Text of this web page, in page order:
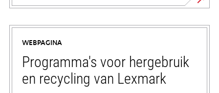
opens
in
new
tab
WEBPAGINA
Programma's voor hergebruik
en recycling van Lexmark